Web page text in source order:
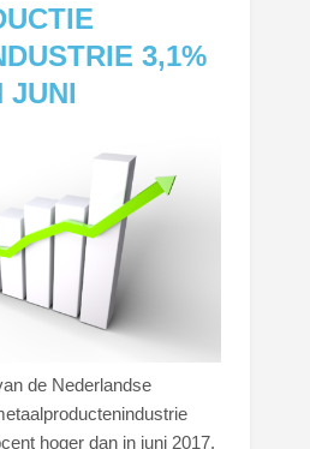
3,1%
JUNI
de Nederlandse
hoger dan in juni 2017.